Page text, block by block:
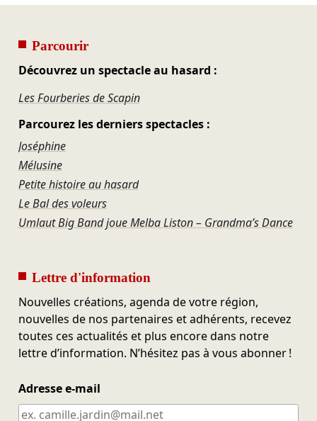
Parcourir
Découvrez un spectacle au hasard :
Les Fourberies de Scapin
Parcourez les derniers spectacles :
Joséphine
Mélusine
Petite histoire au hasard
Le Bal des voleurs
Umlaut Big Band joue Melba Liston – Grandma’s Dance
Lettre d'information
Nouvelles créations, agenda de votre région,
nouvelles de nos partenaires et adhérents, recevez
toutes ces actualités et plus encore dans notre
lettre d’information. N’hésitez pas à vous abonner !
Adresse e-mail